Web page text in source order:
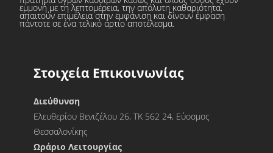
εμμονή με τη λεπτομέρεια, την απόλυτη καθαριότητα,
απαιτούν επιμέλεια στην εμφάνιση και δίνουν έμφαση
πάντοτε σε ένα τελικό άρτιο αποτέλεσμα.
Στοιχεία Επικοινωνίας
Διεύθυνση
Ελευθερίου Βενιζέλου 26, ΤΚ 562 24, Εύοσμος
Θεσσαλονίκης
Ωράριο Λειτουργίας